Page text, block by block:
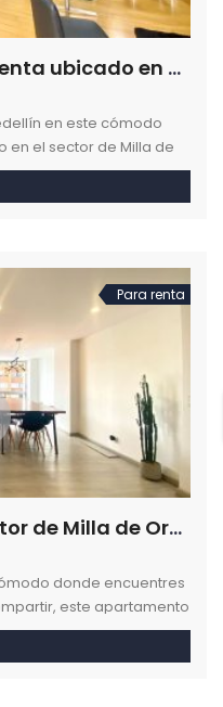
Apartamento para la renta ubicado en Milla de Oro en Medellín
en este cómodo
el sector de Milla de
Para renta
Apartamento en el sector de Milla de Oro el Poblado en Medellín
donde encuentres
este apartamento